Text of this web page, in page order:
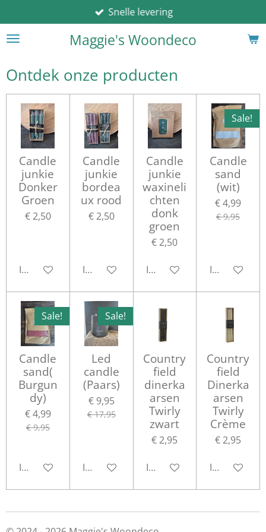
direct
naar
hoofdinhoud
Maggie's Woondeco
Snelle levering
Ontdek onze producten
Candle
junkie
Donker
Groen
€ 2,50
In winkelwagen
Candle
junkie
bordea
ux rood
€ 2,50
In winkelwagen
Candle
junkie
waxineli
chten
donk
groen
€ 2,50
In winkelwagen
Sale!
Candle
sand
(wit)
€ 4,99
€ 9,95
In
Sale!
Candle
sand(
Burgun
dy)
€ 4,99
€ 9,95
In winkelwagen
Sale!
Led
candle
(Paars)
€ 9,95
€ 17,95
In winkelwagen
Country
field
dinerka
arsen
Twirly
zwart
€ 2,95
In winkelwagen
Country
field
Dinerka
arsen
Twirly
Crème
€ 2,95
In